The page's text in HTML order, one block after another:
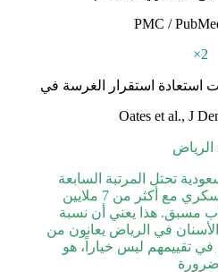
×2
Oates et al., J
الرياض
تحتل المرتبة السابعة
مع أكثر من
7 ملايين
مسبق. هذا يعني أن نسبة
في الرياض يعانون من
تقييمهم ليس خياراً، هو